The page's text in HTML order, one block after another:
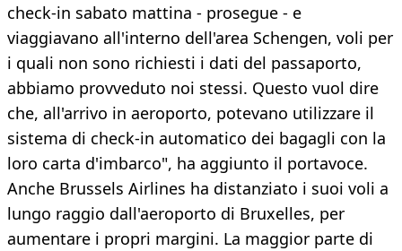
check-in sabato mattina - prosegue - e
viaggiavano all'interno dell'area Schengen, voli per
i quali non sono richiesti i dati del passaporto,
abbiamo provveduto noi stessi. Questo vuol dire
che, all'arrivo in aeroporto, potevano utilizzare il
sistema di check-in automatico dei bagagli con la
loro carta d'imbarco", ha aggiunto il portavoce.
Anche Brussels Airlines ha distanziato i suoi voli a
lungo raggio dall'aeroporto di Bruxelles, per
aumentare i propri margini. La maggior parte di